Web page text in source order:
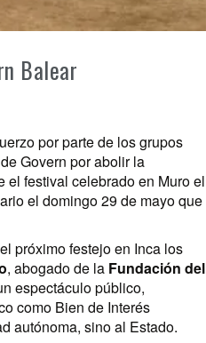
Balear
por parte de los grupos
Govern por abolir la
el festival celebrado en Muro el
el domingo 29 de mayo que
próximo festejo en Inca los
, abogado de la Fundación del
espectáculo público,
como Bien de Interés
autónoma, sino al Estado.